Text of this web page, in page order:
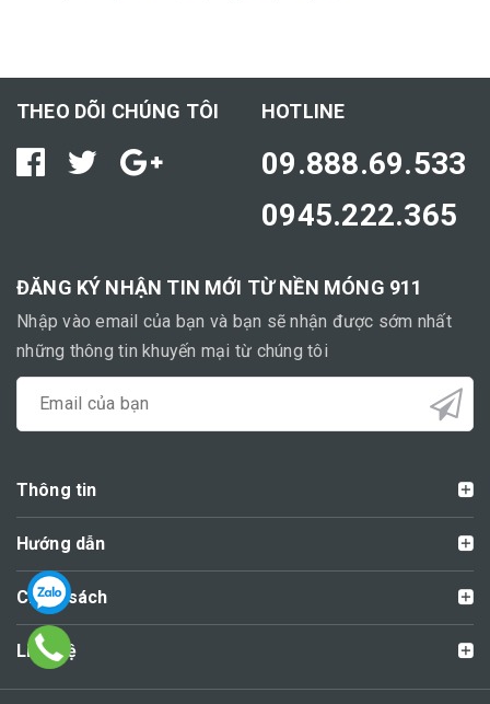
THEO DÕI CHÚNG TÔI HOTLINE
09.888.69.533
0945.222.365
ĐĂNG KÝ NHẬN TIN MỚI TỪ NỀN MÓNG 911
Nhập vào email của bạn và bạn sẽ nhận được sớm nhất
những thông tin khuyến mại từ chúng tôi
Thông tin
Hướng dẫn
Chính sách
Liên hệ